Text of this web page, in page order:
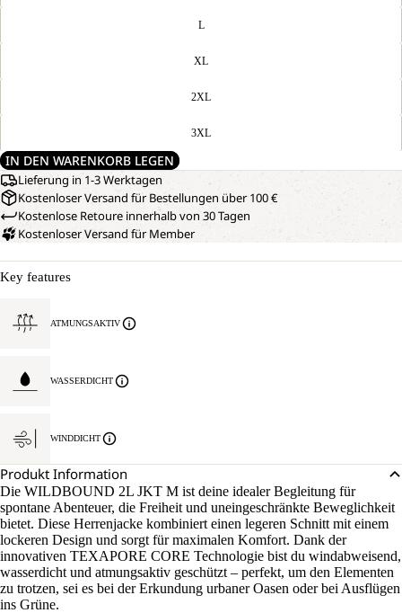
L
XL
2XL
3XL
IN DEN WARENKORB LEGEN
Lieferung in 1-3 Werktagen
Kostenloser Versand für Bestellungen über 100 €
Kostenlose Retoure innerhalb von 30 Tagen
Kostenloser Versand für Member
Key features
ATMUNGSAKTIV
WASSERDICHT
WINDDICHT
Produkt Information
Die WILDBOUND 2L JKT M ist deine idealer Begleitung für
spontane Abenteuer, die Freiheit und uneingeschränkte Beweglichkeit
bietet. Diese Herrenjacke kombiniert einen legeren Schnitt mit einem
lockeren Design und sorgt für maximalen Komfort. Dank der
innovativen TEXAPORE CORE Technologie bist du windabweisend,
wasserdicht und atmungsaktiv geschützt – perfekt, um den Elementen
zu trotzen, sei es bei der Erkundung urbaner Oasen oder bei Ausflügen
ins Grüne.